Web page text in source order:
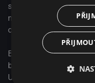
skupiny. Zamiluje se do
naplno prožijí léto, než
osmém měsíci
Berlín, 1942. Pro Hilde
bláznivě zamilovaná do
Uprostřed vášně ale